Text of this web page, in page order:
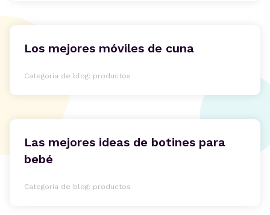
Los mejores móviles de cuna
Categoría de blog: productos
Las mejores ideas de botines para
bebé
Categoría de blog: productos